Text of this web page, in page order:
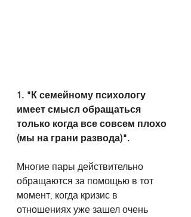
1. "К семейному психологу
имеет смысл обращаться
только когда все совсем плохо
(мы на грани развода)".
Многие пары действительно
обращаются за помощью в тот
момент, когда кризис в
отношениях уже зашел очень